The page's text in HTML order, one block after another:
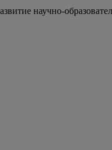
научно-